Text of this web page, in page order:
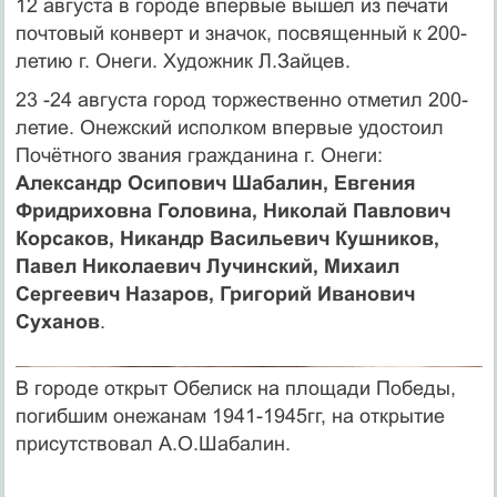
12 августа в городе впервые вышел из печати
почтовый конверт и значок, посвященный к 200-
летию г. Онеги. Художник Л.Зайцев.
23 -24 августа город торжественно отметил 200-
летие. Онежский исполком впервые удостоил
Почётного звания гражданина г. Онеги:
Александр Осипович Шабалин, Евгения
Фридриховна Головина, Николай Павлович
Корсаков, Никандр Васильевич Кушников,
Павел Николаевич Лучинский, Михаил
Сергеевич Назаров, Григорий Иванович
Суханов.
В городе открыт Обелиск на площади Победы,
погибшим онежанам 1941-1945гг, на открытие
присутствовал А.О.Шабалин.